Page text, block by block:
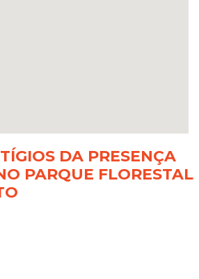
DA PRESENÇA
PARQUE FLORESTAL